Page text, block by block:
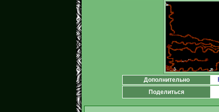
Дополнительно
Поделиться